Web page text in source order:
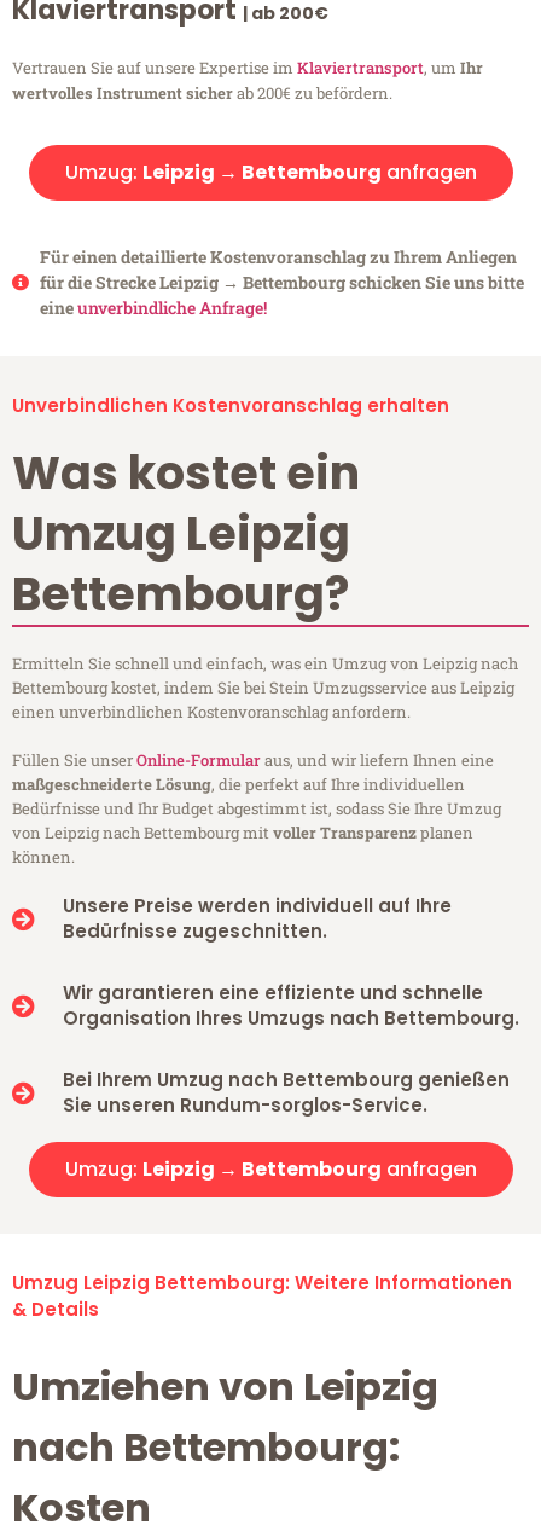
Klaviertransport | ab 200€
Vertrauen Sie auf unsere Expertise im Klaviertransport, um Ihr
wertvolles Instrument sicherab 200€ zu befördern.
Umzug: Leipzig → Bettembourg anfragen
Für einen detaillierte Kostenvoranschlag zu Ihrem Anliegen
für die Strecke Leipzig → Bettembourg schicken Sie uns bitte
eineunverbindliche Anfrage!
Unverbindlichen Kostenvoranschlag erhalten
Was kostet ein
Umzug Leipzig
Bettembourg?
Ermitteln Sie schnell und einfach, was ein Umzug von Leipzig nach
Bettembourg kostet, indem Sie bei Stein Umzugsservice aus Leipzig
einen unverbindlichen Kostenvoranschlag anfordern.
Füllen Sie unserOnline-Formularaus, und wir liefern Ihnen eine
maßgeschneiderte Lösung, die perfekt auf Ihre individuellen
Bedürfnisse und Ihr Budget abgestimmt ist, sodass Sie Ihre Umzug
von Leipzig nach Bettembourg mitvoller Transparenzplanen
können.
Unsere Preise werden individuell auf Ihre
Bedürfnisse zugeschnitten.
Wir garantieren eine effiziente und schnelle
Organisation Ihres Umzugs nach Bettembourg.
Bei Ihrem Umzug nach Bettembourg genießen
Sie unseren Rundum-sorglos-Service.
Umzug: Leipzig → Bettembourg anfragen
Umzug Leipzig Bettembourg: Weitere Informationen
& Details
Umziehen von Leipzig
nach Bettembourg:
Kosten